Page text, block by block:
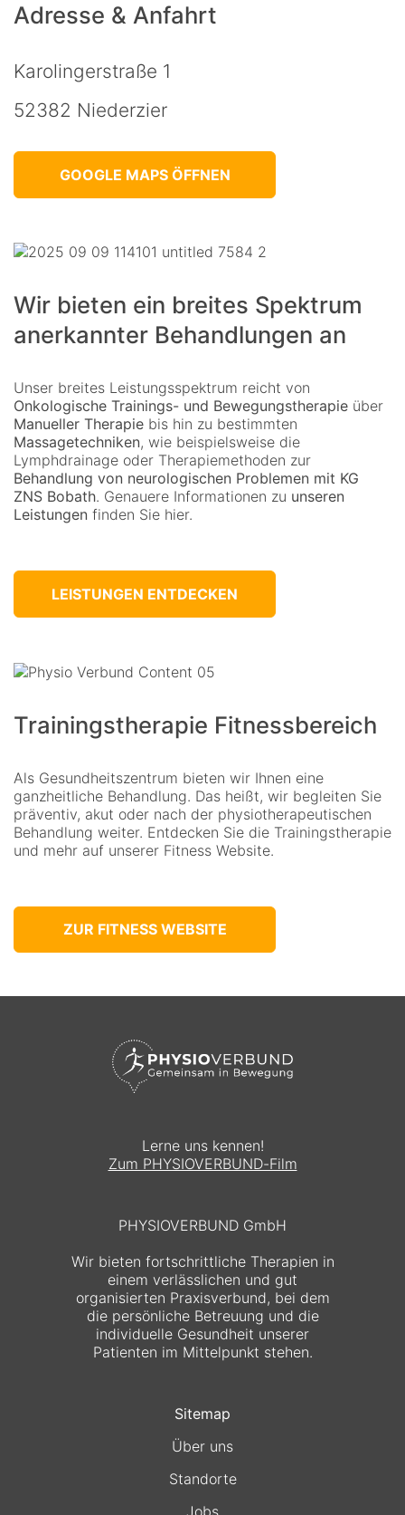
Adresse & Anfahrt
Karolingerstraße 1
52382 Niederzier
GOOGLE MAPS ÖFFNEN
Wir bieten ein breites Spektrum
anerkannter Behandlungen an
Unser breites Leistungsspektrum reicht von
Onkologische Trainings- und Bewegungstherapie über
Manueller Therapie bis hin zu bestimmten
Massagetechniken, wie beispielsweise die
Lymphdrainage oder Therapiemethoden zur
Behandlung von neurologischen Problemen mit KG
ZNS Bobath. Genauere Informationen zu unseren
Leistungen finden Sie hier.
LEISTUNGEN ENTDECKEN
Trainingstherapie Fitnessbereich
Als Gesundheitszentrum bieten wir Ihnen eine
ganzheitliche Behandlung. Das heißt, wir begleiten Sie
präventiv, akut oder nach der physiotherapeutischen
Behandlung weiter. Entdecken Sie die Trainingstherapie
und mehr auf unserer Fitness Website.
ZUR FITNESS WEBSITE
Lerne uns kennen!
Zum PHYSIOVERBUND-Film
PHYSIOVERBUND GmbH
Wir bieten fortschrittliche Therapien in
einem verlässlichen und gut
organisierten Praxisverbund, bei dem
die persönliche Betreuung und die
individuelle Gesundheit unserer
Patienten im Mittelpunkt stehen.
Sitemap
Über uns
Standorte
Jobs